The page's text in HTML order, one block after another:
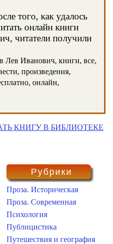
того, как удалось
онлайн книги
читатели получили
Лев Иванович, книги, все,
произведения,
онлайн,
КНИГУ В БИБЛИОТЕКЕ
Рубрики
Проза. Историческая
Проза. Современная
Психология
Публицистика
Путешествия и география